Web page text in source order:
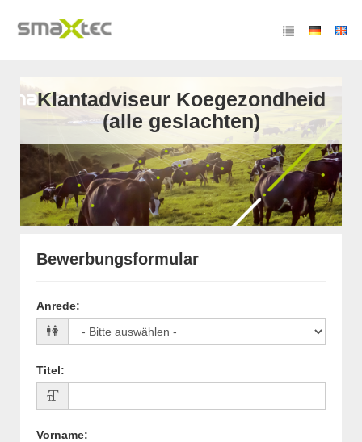
Klantadviseur Koegezondheid
(alle geslachten)
Bewerbungsformular
Anrede:
Titel:
Vorname: